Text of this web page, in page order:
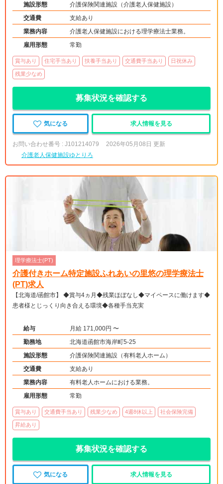
施設形態
介護保険関連施設（介護老人保健施設）
交通費
支給あり
業務内容
介護老人保健施設における理学療法士業務。
雇用形態
常勤
賞与あり 住宅手当あり 扶養手当あり 交通費手当あり 日祝休み
残業少なめ
募集状況を確認する
気になる 求人情報を見る
お問い合わせ番号 : J101214079
2026年05月08日 更新
介護老人保健施設ゆとりろ
理学療法士(PT)
介護付きホーム特定施設ふれあいの里悠の理学療法士
(PT)求人
【北海道/函館市】 ◆賞与4ヵ月◆残業ほぼなし◆マイペースに働けます◆
患者様とじっくり向き合える環境◆各種手当充実
給与
月給 171,000円 〜
勤務地
北海道函館市海岸町5-25
施設形態
介護保険関連施設（有料老人ホーム）
交通費
支給あり
業務内容
有料老人ホームにおける業務。
雇用形態
常勤
賞与あり 交通費手当あり 残業少なめ 4週8休以上 社会保険完備
昇給あり
募集状況を確認する
気になる 求人情報を見る